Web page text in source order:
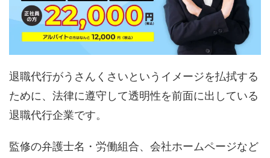
退職代行がうさんくさいというイメージを払拭する
ために、法律に遵守して透明性を前面に出している
退職代行企業です。
監修の弁護士名・労働組合、会社ホームページなど